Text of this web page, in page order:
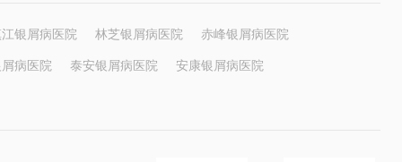
银屑病医院 林芝银屑病医院 赤峰银屑病医院
病医院 泰安银屑病医院 安康银屑病医院